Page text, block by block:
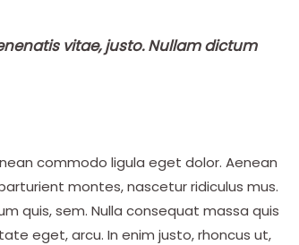
vitae, justo. Nullam dictum
commodo ligula eget dolor. Aenean
montes, nascetur ridiculus mus.
quis, sem. Nulla consequat massa quis
eget, arcu. In enim justo, rhoncus ut,